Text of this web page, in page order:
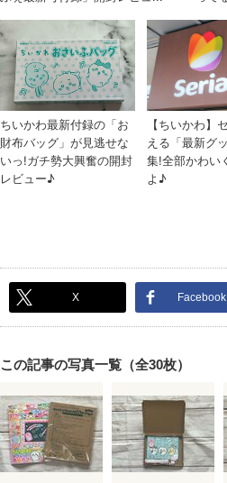
X Facebook
この記事の写真一覧（全30枚）